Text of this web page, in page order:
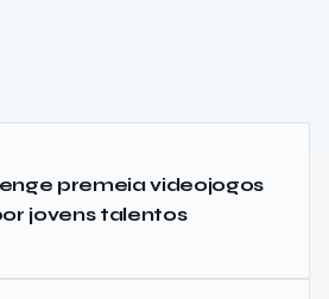
premeia videojogos
jovens talentos